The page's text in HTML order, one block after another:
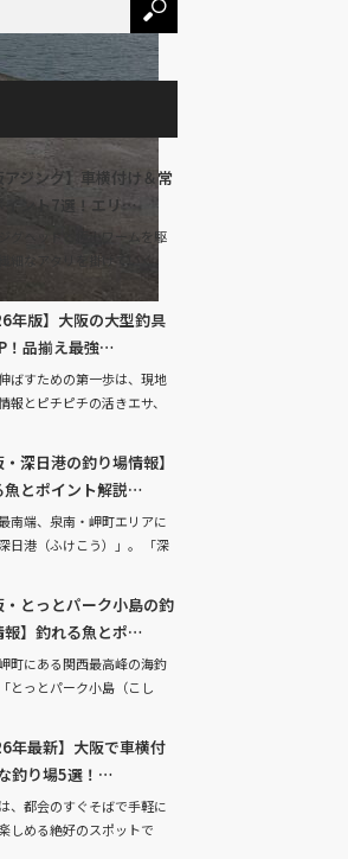
ジング】車横付け＆常
イント7選！エリ…
ジグヘッドと極小ワームを駆
細なアタリを掛けていく
年版】大阪の大型釣具
！品揃え最強…
ばすための第一歩は、現地
報とピチピチの活きエサ、
・深日港の釣り場情報】
魚とポイント解説…
南端、泉南・岬町エリアに
日港（ふけこう）」。 「深
・とっとパーク小島の釣
報】釣れる魚とポ…
町にある関西最高峰の海釣
とっとパーク小島（こし
年最新】大阪で車横付
釣り場5選！…
、都会のすぐそばで手軽に
しめる絶好のスポットで